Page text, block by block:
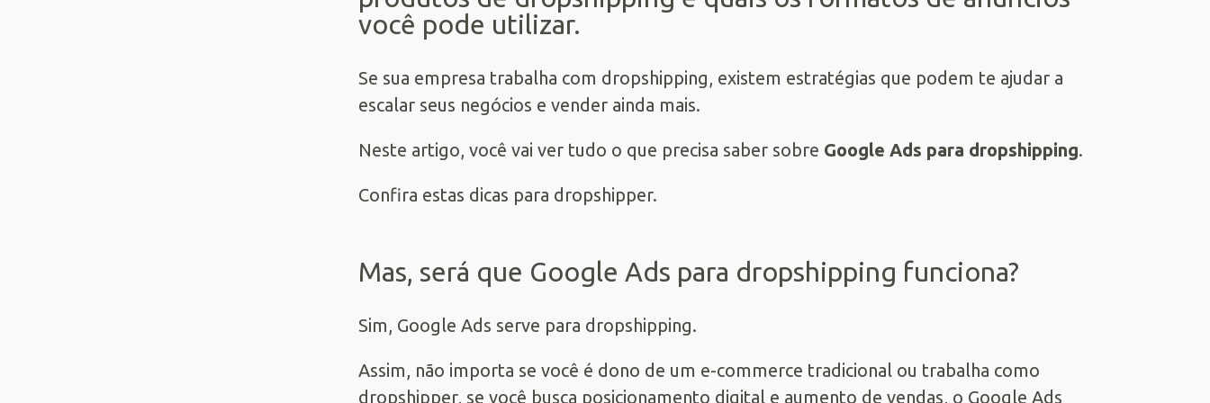
você pode utilizar.
Se sua empresa trabalha com dropshipping, existem estratégias que podem te ajudar a
escalar seus negócios e vender ainda mais.
Neste artigo, você vai ver tudo o que precisa saber sobre Google Ads para dropshipping.
Confira estas dicas para dropshipper.
Mas, será que Google Ads para dropshipping funciona?
Sim, Google Ads serve para dropshipping.
Assim, não importa se você é dono de um e-commerce tradicional ou trabalha como
dropshipper, se você busca posicionamento digital e aumento de vendas, o Google Ads